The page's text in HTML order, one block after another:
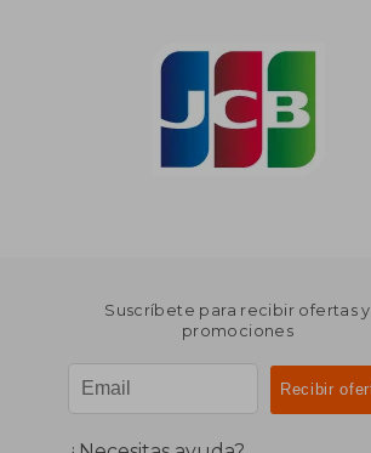
Suscríbete para recibir ofertas y
promociones